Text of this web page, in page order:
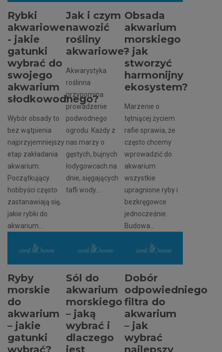
Rybki
akwariowe
- jakie
gatunki
wybrać do
swojego
akwarium
słodkowodnego?
Wybór obsady to
bez wątpienia
najprzyjemniejszy
etap zakładania
akwarium.
Początkujący
hobbyści często
zastanawiają się,
jakie rybki do
akwarium...
Jak i czym
nawozić
rośliny
akwariowe?
Akwarystyka
roślinna
przypomina
prowadzenie
podwodnego
ogrodu. Każdy z
nas marzy o
gęstych, bujnych
łodygowcach na
dnie, sięgających
tafli wody....
Obsada
akwarium
morskiego
– jak
stworzyć
harmonijny
ekosystem?
Marzenie o
tętniącej życiem
rafie sprawia, że
często chcemy
wprowadzić do
akwarium
wszystkie
upragnione ryby i
bezkręgowce
jednocześnie.
Budowa...
Ryby
morskie
do
akwarium
– jakie
gatunki
wybrać?
Sól do
akwarium
morskiego
– jaką
wybrać i
dlaczego
jest
Dobór
odpowiedniego
filtra do
akwarium
– jak
wybrać
najlepszy